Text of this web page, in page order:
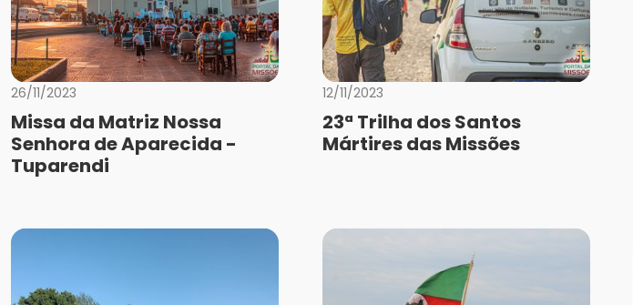
26/11/2023
Missa da Matriz Nossa
Senhora de Aparecida -
Tuparendi
12/11/2023
23ª Trilha dos Santos
Mártires das Missões